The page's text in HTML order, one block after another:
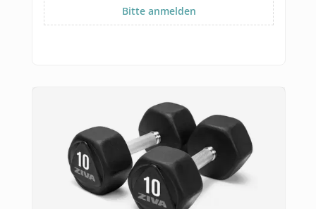
Bitte anmelden